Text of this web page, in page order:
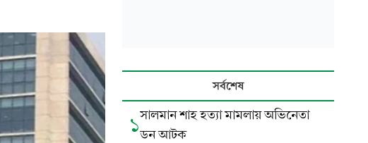
সর্বশেষ
১সালমান শাহ হত্যা মামলায় অভিনেতা
ডন আটক